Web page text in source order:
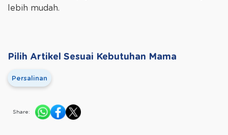
lebih mudah.
Pilih Artikel Sesuai Kebutuhan Mama
Persalinan
Share: